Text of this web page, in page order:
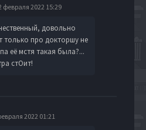
февраля 2022 15:29
довольно
только про докторшу не
её мстя такая была?...
стОит!
2022 01:21